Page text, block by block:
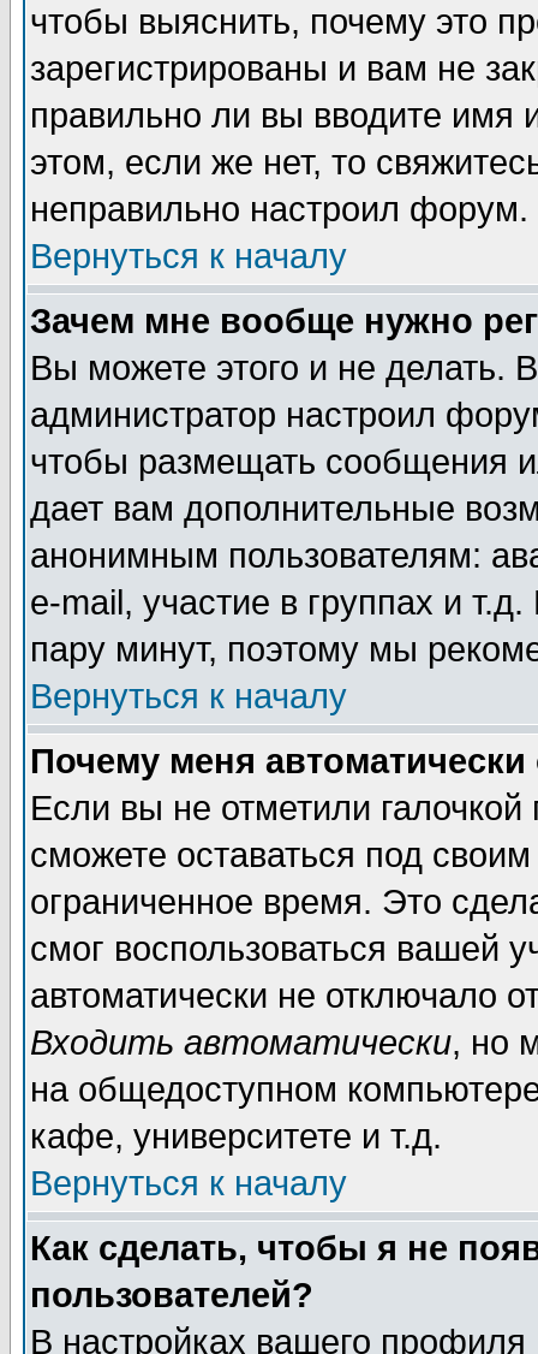
чтобы выяснить, почему это
зарегистрированы и вам не
правильно ли вы вводите
этом, если же нет, то
неправильно настроил форум.
Вернуться к началу
Зачем мне вообще нужно
Вы можете этого и не делать.
администратор настроил
чтобы размещать сообщения
дает вам дополнительные
анонимным пользователям:
e-mail, участие в группах и
пару минут, поэтому мы
Вернуться к началу
Почему меня автоматически
Если вы не отметили галочкой
сможете оставаться под
ограниченное время. Это
смог воспользоваться вашей
автоматически не отключало
Входить автоматически, но
на общедоступном
кафе, университете и т.д.
Вернуться к началу
Как сделать, чтобы я не
пользователей?
В настройках вашего